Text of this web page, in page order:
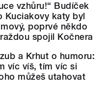
vzhůru!“ Budíček
Kuciakovy katy byl
poprvé někdo
spojil Kočnera
a Krhut o humoru:
víc víš, tím víc si
můžeš utahovat